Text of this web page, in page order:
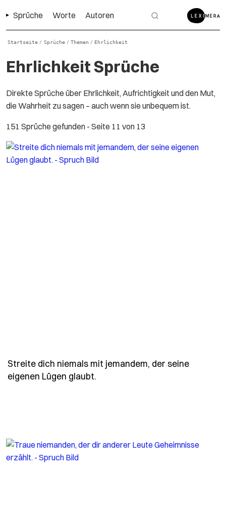
Sprüche Worte Autoren
Startseite / Sprüche / Themen / Ehrlichkeit
Ehrlichkeit Sprüche
Direkte Sprüche über Ehrlichkeit, Aufrichtigkeit und den Mut,
die Wahrheit zu sagen – auch wenn sie unbequem ist.
151 Sprüche gefunden - Seite 11 von 13
Streite dich niemals mit jemandem, der seine
eigenen Lügen glaubt.